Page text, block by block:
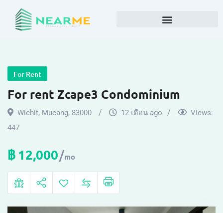
For Rent
For rent Zcape3 Condominium
Wichit, Mueang, 83000 12 เดือน ago
Views:
447
฿ 12,000 mo